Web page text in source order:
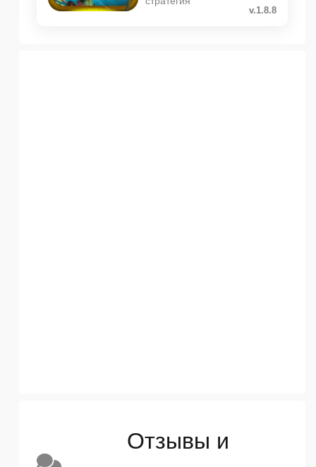
v.1.8.8
Отзывы и